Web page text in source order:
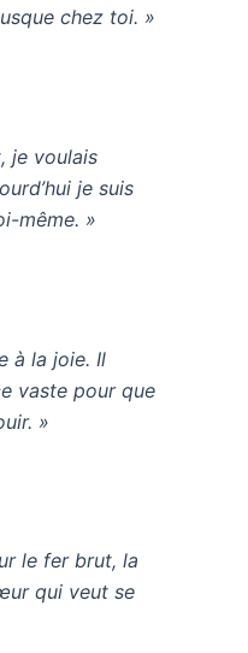
chez toi. »
je voulais
je suis
même. »
à la joie. Il
vaste pour que
»
le fer brut, la
qui veut se